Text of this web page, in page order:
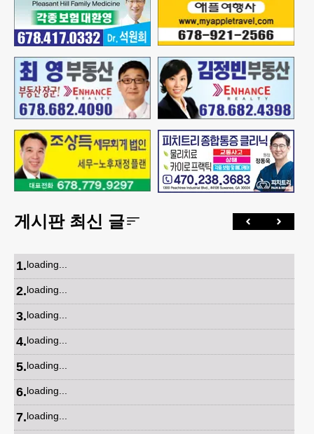
게시판 최신 글
1.loading...
2.loading...
3.loading...
4.loading...
5.loading...
6.loading...
7.loading...